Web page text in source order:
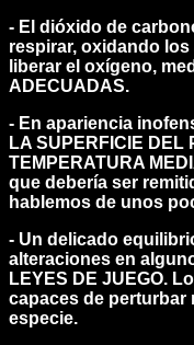
- El dióxido de
respirar, oxidando
liberar el oxígeno,
ADECUADAS.
- En apariencia
LA SUPERFICIE
TEMPERATURA
que debería ser
hablemos de unos
- Un delicado
alteraciones en
LEYES DE JUEGO.
capaces de perturbar
especie.